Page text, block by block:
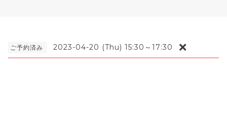
ご予約済み 2023-04-20 (Thu) 15:30～17:30 ❌